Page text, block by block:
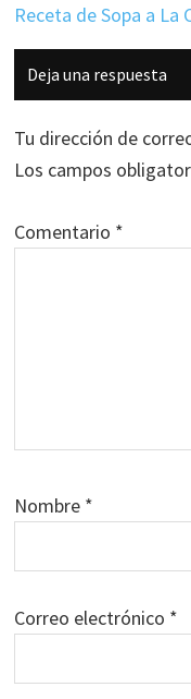
Receta de Sopa a La
Interacciones
con
los
lectores
Deja una respuesta
Tu dirección de
Los campos
Comentario *
Nombre *
Correo electrónico *